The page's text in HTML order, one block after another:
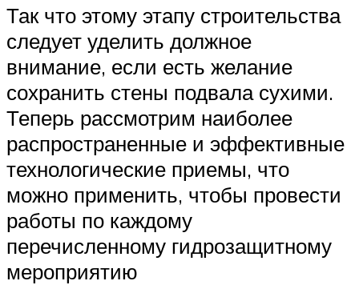
Так что этому этапу строительства
следует уделить должное
внимание, если есть желание
сохранить стены подвала сухими.
Теперь рассмотрим наиболее
распространенные и эффективные
технологические приемы, что
можно применить, чтобы провести
работы по каждому
перечисленному гидрозащитному
мероприятию